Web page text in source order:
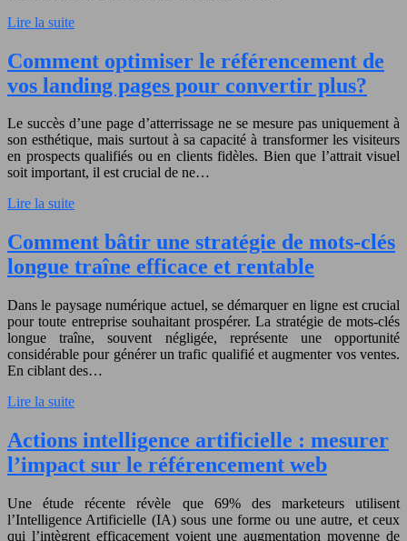
Lire la suite
Comment optimiser le référencement de
vos landing pages pour convertir plus?
Le succès d’une page d’atterrissage ne se mesure pas uniquement à
son esthétique, mais surtout à sa capacité à transformer les visiteurs
en prospects qualifiés ou en clients fidèles. Bien que l’attrait visuel
soit important, il est crucial de ne…
Lire la suite
Comment bâtir une stratégie de mots-clés
longue traîne efficace et rentable
Dans le paysage numérique actuel, se démarquer en ligne est crucial
pour toute entreprise souhaitant prospérer. La stratégie de mots-clés
longue traîne, souvent négligée, représente une opportunité
considérable pour générer un trafic qualifié et augmenter vos ventes.
En ciblant des…
Lire la suite
Actions intelligence artificielle : mesurer
l’impact sur le référencement web
Une étude récente révèle que 69% des marketeurs utilisent
l’Intelligence Artificielle (IA) sous une forme ou une autre, et ceux
qui l’intègrent efficacement voient une augmentation moyenne de